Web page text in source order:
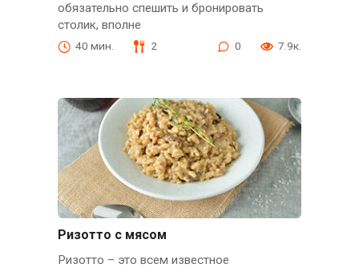
обязательно спешить и бронировать
столик, вполне
40 мин. 2 0 7.9к.
Ризотто с мясом
Ризотто – это всем известное